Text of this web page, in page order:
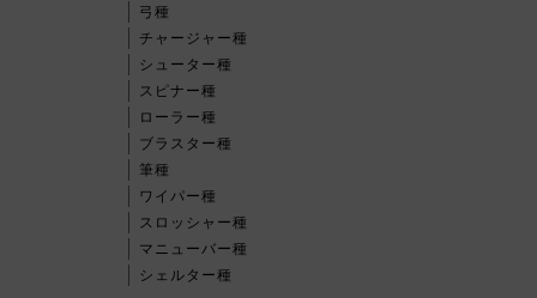
弓種
チャージャー種
シューター種
スピナー種
ローラー種
ブラスター種
筆種
ワイパー種
スロッシャー種
マニューバー種
シェルター種